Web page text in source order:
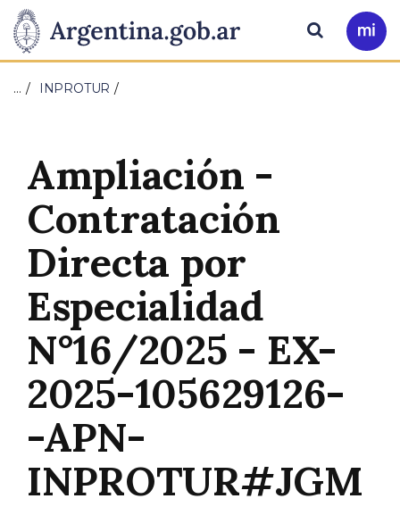
Presidencia
de
Nación
Pasar al contenido principal
Ir
a
Buscar
… INPROTUR
Ampliación -
Contratación
Directa por
Especialidad
N°16/2025 - EX-
2025-105629126-
-APN-
INPROTUR#JGM